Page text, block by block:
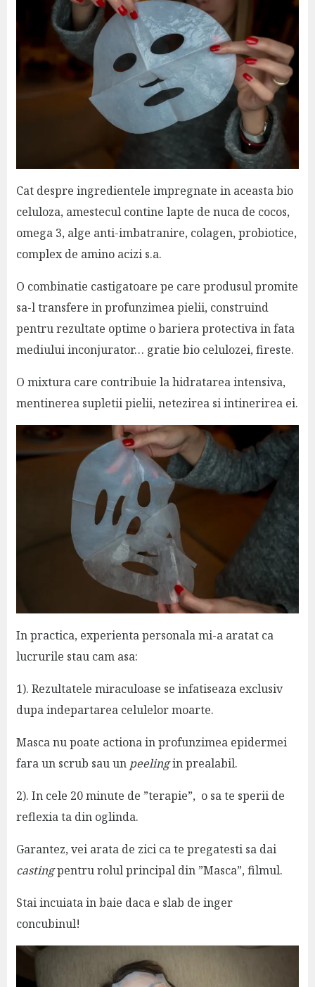
Cat despre ingredientele impregnate in aceasta bio
celuloza, amestecul contine lapte de nuca de cocos,
omega 3, alge anti-imbatranire, colagen, probiotice,
complex de amino acizi s.a.
O combinatie castigatoare pe care produsul promite
sa-l transfere in profunzimea pielii, construind
pentru rezultate optime o bariera protectiva in fata
mediului inconjurator… gratie bio celulozei, fireste.
O mixtura care contribuie la hidratarea intensiva,
mentinerea supletii pielii, netezirea si intinerirea ei.
In practica, experienta personala mi-a aratat ca
lucrurile stau cam asa:
1). Rezultatele miraculoase se infatiseaza exclusiv
dupa indepartarea celulelor moarte.
Masca nu poate actiona in profunzimea epidermei
fara un scrub sau un peelingin prealabil.
2). In cele 20 minute de ”terapie”, o sa te sperii de
reflexia ta din oglinda.
Garantez, vei arata de zici ca te pregatesti sa dai
castingpentru rolul principal din ”Masca”, filmul.
Stai incuiata in baie daca e slab de inger
concubinul!